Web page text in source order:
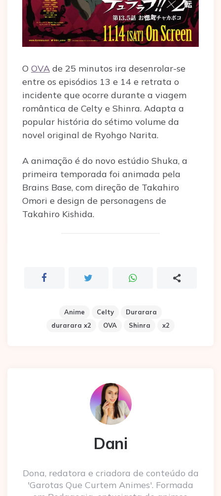
O OVA de 25 minutos ira desenrolar-se
entre os episódios 13 e 14 e retrata o
incidente que ocorre durante a viagem
romântica de Celty e Shinra. Adapta a
popular história do sétimo volume da
novel original de Ryohgo Narita.
A animação é do novo estúdio Shuka, a
primeira temporada foi animada pela
Brains Base, com direção de Takahiro
Omori e design de personagens de
Takahiro Kishida.
Anime Celty
Durarara
durarara x2
OVA Shinra x2
Dani
Dona, redatora e criadora de conteúdo da
'Garotas Que Curtem Animes'. Formada